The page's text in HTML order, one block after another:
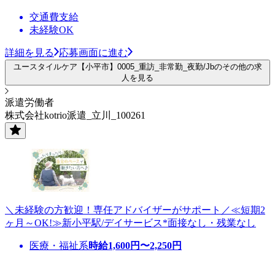
交通費支給
未経験OK
詳細を見る 応募画面に進む
ユースタイルケア【小平市】0005_重訪_非常勤_夜勤/Jbのその他の求
人を見る
派遣労働者
株式会社kotrio派遣_立川_100261
＼未経験の方歓迎！専任アドバイザーがサポート／≪短期2
ヶ月～OK!≫新小平駅/デイサービス*面接なし・残業なし
医療・福祉系時給1,600円〜2,250円